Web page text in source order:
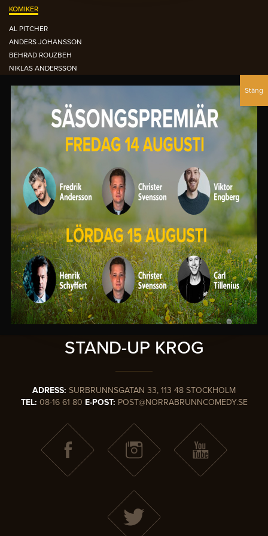
KOMIKER
AL PITCHER
ANDERS JOHANSSON
BEHRAD ROUZBEH
NIKLAS ANDERSSON
PETTER BRISTAV
SIMON GARSHASEBI
DEN ORANGEA FÅTÖLJEN ARKIVET
SVERIGESMEST KÄNDA
STAND-UP KROG
ADRESS: SURBRUNNSGATAN 33, 113 48 STOCKHOLM
TEL: 08-16 61 80 E-POST: POST@NORRABRUNNCOMEDY.SE